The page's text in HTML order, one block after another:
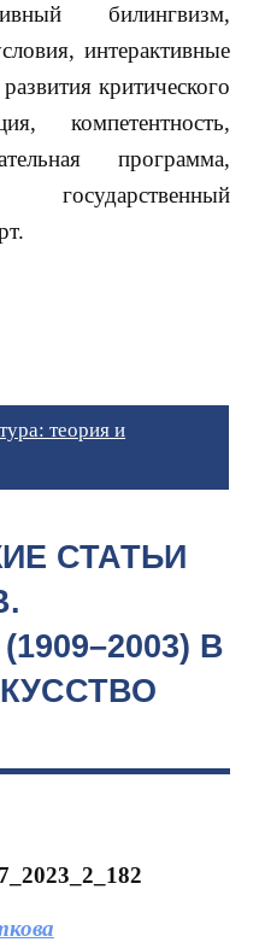
билингвизм,
интерактивные
критического
компетентность,
программа,
теория и
СТАТЬИ
В